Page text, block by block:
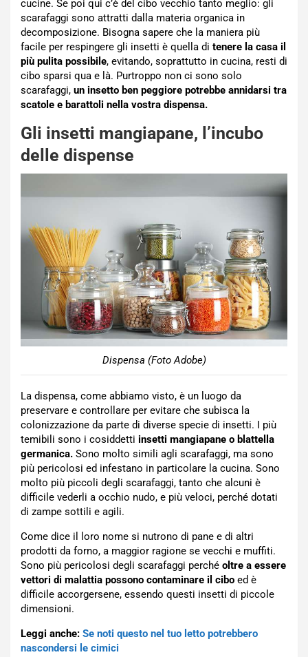
cucine. Se poi qui c’è del cibo vecchio tanto meglio: gli
scarafaggi sono attratti dalla materia organica in
decomposizione. Bisogna sapere che la maniera più
facile per respingere gli insetti è quella di tenere la casa il
più pulita possibile, evitando, soprattutto in cucina, resti di
cibo sparsi qua e là. Purtroppo non ci sono solo
scarafaggi, un insetto ben peggiore potrebbe annidarsi tra
scatole e barattoli nella vostra dispensa.
Gli insetti mangiapane, l’incubo
delle dispense
Dispensa (Foto Adobe)
La dispensa, come abbiamo visto, è un luogo da
preservare e controllare per evitare che subisca la
colonizzazione da parte di diverse specie di insetti. I più
temibili sono i cosiddetti insetti mangiapane o blattella
germanica. Sono molto simili agli scarafaggi, ma sono
più pericolosi ed infestano in particolare la cucina. Sono
molto più piccoli degli scarafaggi, tanto che alcuni è
difficile vederli a occhio nudo, e più veloci, perché dotati
di zampe sottili e agili.
Come dice il loro nome si nutrono di pane e di altri
prodotti da forno, a maggior ragione se vecchi e muffiti.
Sono più pericolosi degli scarafaggi perché oltre a essere
vettori di malattia possono contaminare il cibo ed è
difficile accorgersene, essendo questi insetti di piccole
dimensioni.
Leggi anche: Se noti questo nel tuo letto potrebbero
nascondersi le cimici